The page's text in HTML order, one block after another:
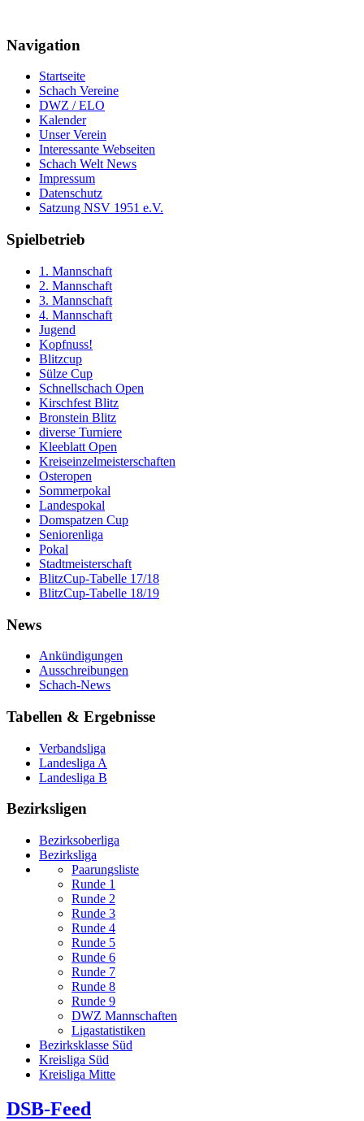
Navigation
Startseite
Schach Vereine
DWZ / ELO
Kalender
Unser Verein
Interessante Webseiten
Schach Welt News
Impressum
Datenschutz
Satzung NSV 1951 e.V.
Spielbetrieb
1. Mannschaft
2. Mannschaft
3. Mannschaft
4. Mannschaft
Jugend
Kopfnuss!
Blitzcup
Sülze Cup
Schnellschach Open
Kirschfest Blitz
Bronstein Blitz
diverse Turniere
Kleeblatt Open
Kreiseinzelmeisterschaften
Osteropen
Sommerpokal
Landespokal
Domspatzen Cup
Seniorenliga
Pokal
Stadtmeisterschaft
BlitzCup-Tabelle 17/18
BlitzCup-Tabelle 18/19
News
Ankündigungen
Ausschreibungen
Schach-News
Tabellen & Ergebnisse
Verbandsliga
Landesliga A
Landesliga B
Bezirksligen
Bezirksoberliga
Bezirksliga
Paarungsliste
Runde 1
Runde 2
Runde 3
Runde 4
Runde 5
Runde 6
Runde 7
Runde 8
Runde 9
DWZ Mannschaften
Ligastatistiken
Bezirksklasse Süd
Kreisliga Süd
Kreisliga Mitte
DSB-Feed